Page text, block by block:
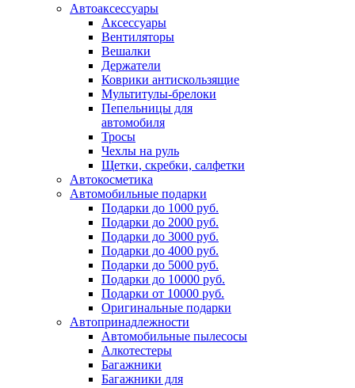
Автоаксессуары
Аксессуары
Вентиляторы
Вешалки
Держатели
Коврики антискользящие
Мультитулы-брелоки
Пепельницы для
автомобиля
Тросы
Чехлы на руль
Щетки, скребки, салфетки
Автокосметика
Автомобильные подарки
Подарки до 1000 руб.
Подарки до 2000 руб.
Подарки до 3000 руб.
Подарки до 4000 руб.
Подарки до 5000 руб.
Подарки до 10000 руб.
Подарки от 10000 руб.
Оригинальные подарки
Автопринадлежности
Автомобильные пылесосы
Алкотестеры
Багажники
Багажники для